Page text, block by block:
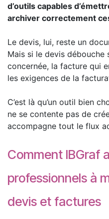
d’outils capables
archiver correctement
Le devis, lui, reste un
Mais si le devis débouche
concernée, la facture qui
les exigences de la
C’est là qu’un outil bien
ne se contente pas de
accompagne tout le flux
Comment IBGraf
professionnels à
devis et factures